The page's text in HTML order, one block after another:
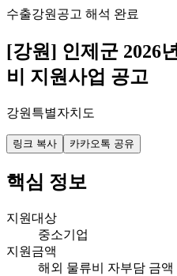
수출강원 공고 해석 완료
[강원] 인제군 2026
비 지원사업 공고
강원특별자치도
링크 복사 카카오톡 공유
핵심 정보
지원대상
중소기업
지원금액
해외 물류비 자부담 금액